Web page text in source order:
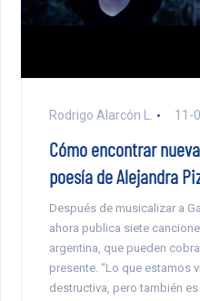
Rodrigo Alarcón L. 11-
Cómo encontrar
poesía de Alejandra
Después de musicalizar a
ahora publica siete
argentina, que pueden
presente. “Lo que estamos
destructiva, pero también